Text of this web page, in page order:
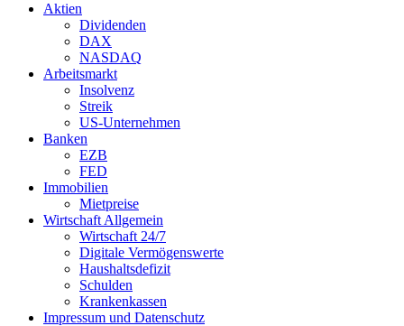
Aktien
Dividenden
DAX
NASDAQ
Arbeitsmarkt
Insolvenz
Streik
US-Unternehmen
Banken
EZB
FED
Immobilien
Mietpreise
Wirtschaft Allgemein
Wirtschaft 24/7
Digitale Vermögenswerte
Haushaltsdefizit
Schulden
Krankenkassen
Impressum und Datenschutz